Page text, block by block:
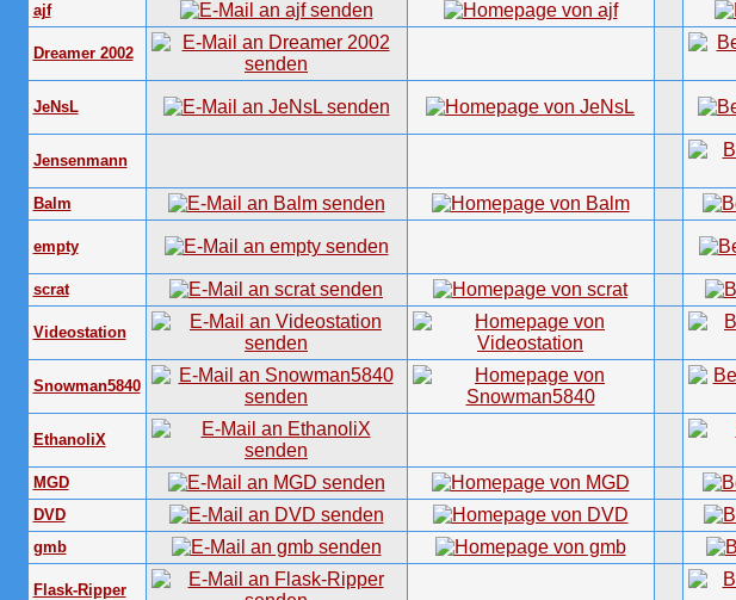
ajf
Dreamer 2002
JeNsL
Jensenmann
Balm
empty
scrat
Videostation
Snowman5840
EthanoliX
MGD
DVD
gmb
Flask-Ripper